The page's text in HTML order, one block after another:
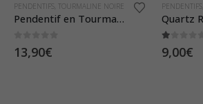
PENDENTIFS TOURMALINE NOIRE
Pendentif en Tourmaline Noire – Pierre Plate
13,90€
PENDENTIFS
9,00€